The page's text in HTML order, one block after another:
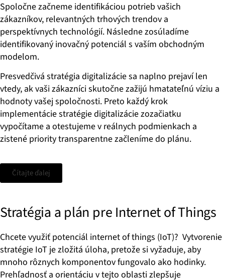
Spoločne začneme identifikáciou potrieb vašich
zákazníkov, relevantných trhových trendov a
perspektívnych technológií. Následne zosúladíme
identifikovaný inovačný potenciál s vaším obchodným
modelom.
Presvedčivá stratégia digitalizácie sa naplno prejaví len
vtedy, ak vaši zákazníci skutočne zažijú hmatateľnú víziu a
hodnoty vašej spoločnosti. Preto každý krok
implementácie stratégie digitalizácie zozačiatku
vypočítame a otestujeme v reálnych podmienkach a
zistené priority transparentne začleníme do plánu.
Čítajte ďalej
Stratégia a plán pre Internet of Things
Chcete využiť potenciál internet of things (IoT)? Vytvorenie
stratégie IoT je zložitá úloha, pretože si vyžaduje, aby
mnoho rôznych komponentov fungovalo ako hodinky.
Prehľadnosť a orientáciu v tejto oblasti zlepšuje